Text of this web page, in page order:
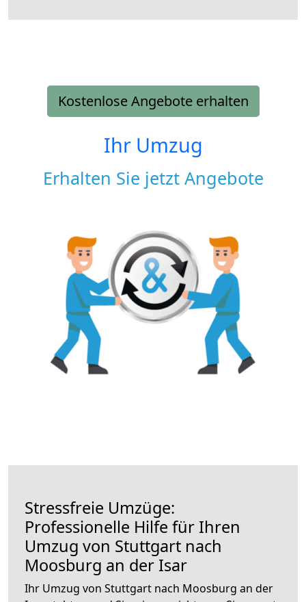
Kostenlose Angebote erhalten
Ihr Umzug
Erhalten Sie jetzt Angebote
Stressfreie Umzüge:
Professionelle Hilfe für Ihren
Umzug von Stuttgart nach
Moosburg an der Isar
Ihr Umzug von Stuttgart nach Moosburg an der